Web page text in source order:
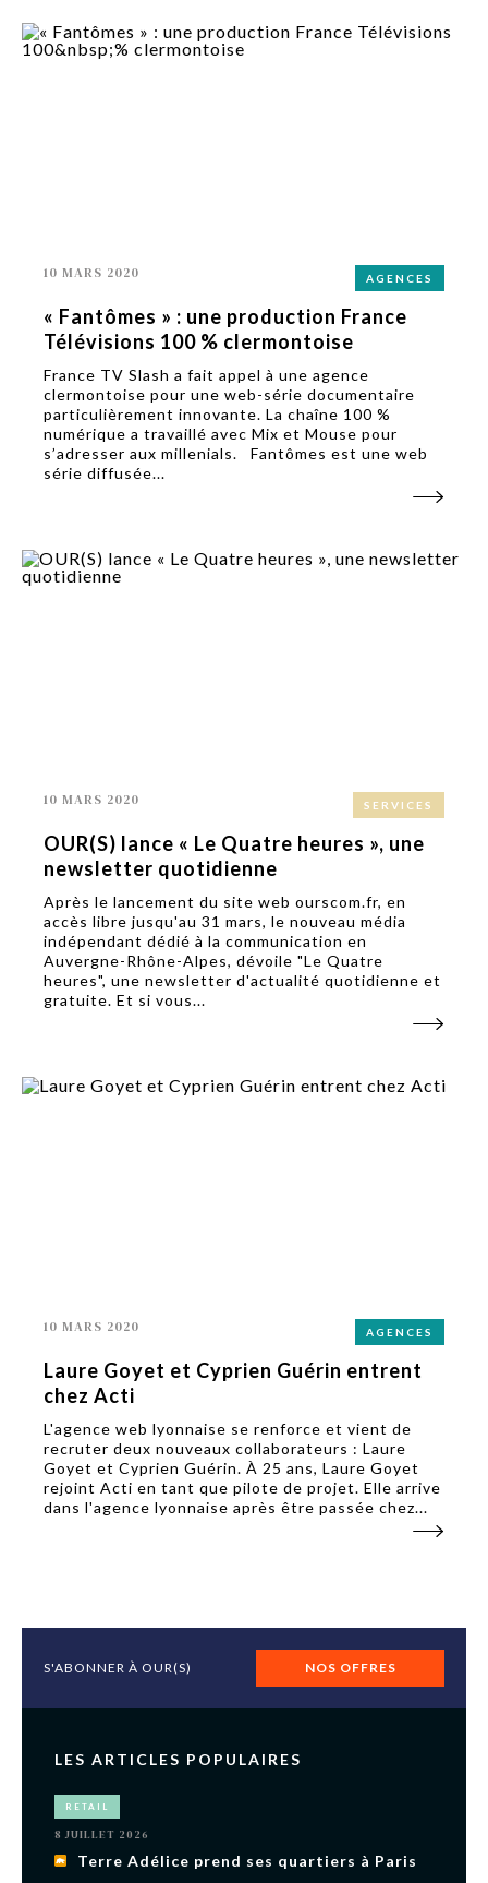
AGENCES
10 MARS 2020
« Fantômes » : une production France
Télévisions 100 % clermontoise
France TV Slash a fait appel à une agence
clermontoise pour une web-série documentaire
particulièrement innovante. La chaîne 100 %
numérique a travaillé avec Mix et Mouse pour
s’adresser aux millenials. Fantômes est une web
série diffusée...
SERVICES
10 MARS 2020
OUR(S) lance « Le Quatre heures », une
newsletter quotidienne
Après le lancement du site web ourscom.fr, en
accès libre jusqu'au 31 mars, le nouveau média
indépendant dédié à la communication en
Auvergne-Rhône-Alpes, dévoile "Le Quatre
heures", une newsletter d'actualité quotidienne et
gratuite. Et si vous...
AGENCES
10 MARS 2020
Laure Goyet et Cyprien Guérin entrent
chez Acti
L'agence web lyonnaise se renforce et vient de
recruter deux nouveaux collaborateurs : Laure
Goyet et Cyprien Guérin. À 25 ans, Laure Goyet
rejoint Acti en tant que pilote de projet. Elle arrive
dans l'agence lyonnaise après être passée chez...
S'ABONNER À OUR(S) NOS OFFRES
LES ARTICLES POPULAIRES
RETAIL
8 JUILLET 2026
Terre Adélice prend ses quartiers à Paris